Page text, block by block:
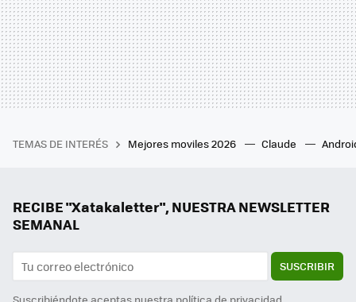
TEMAS DE INTERÉS Mejores moviles 2026 Claude
RECIBE "Xatakaletter", NUESTRA NEWSLETTER
SEMANAL
SUSCRIBIR